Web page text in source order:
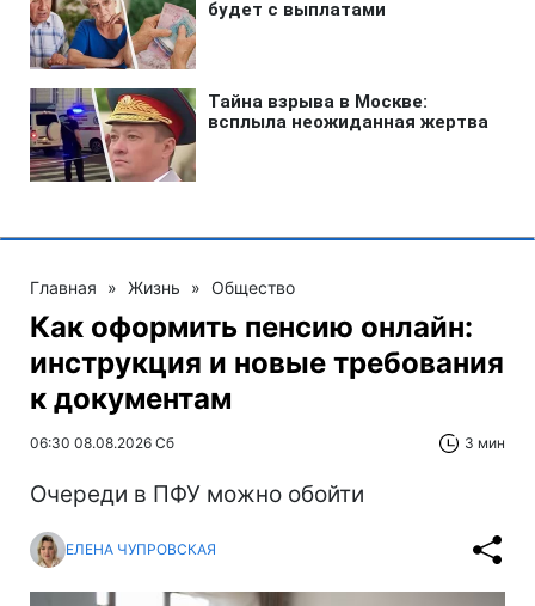
Главная » Жизнь » Общество
Как оформить пенсию онлайн:
инструкция и новые требования
к документам
06:30 08.08.2026 Сб 3 мин
Очереди в ПФУ можно обойти
ЕЛЕНА ЧУПРОВСКАЯ